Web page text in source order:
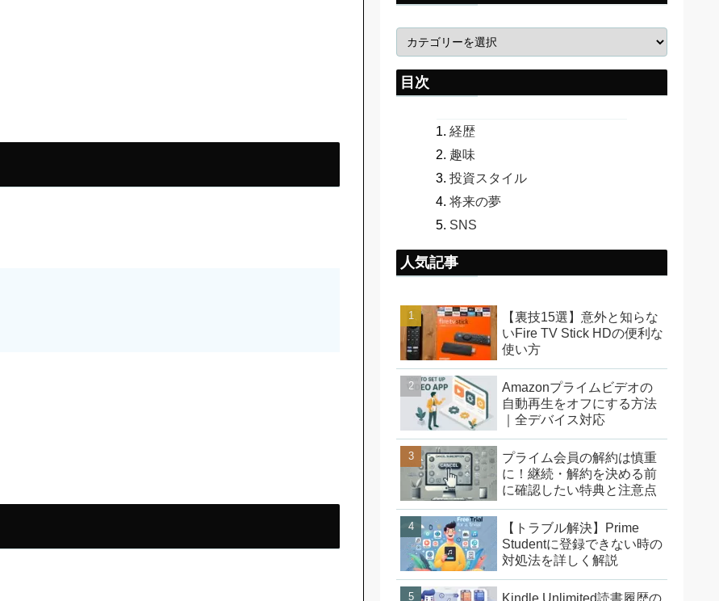
目次
経歴
趣味
投資スタイル
将来の夢
SNS
人気記事
【裏技15選】意外と知らな
いFire TV Stick HDの便利な
使い方
Amazonプライムビデオの
自動再生をオフにする方法
｜全デバイス対応
プライム会員の解約は慎重
に！継続・解約を決める前
に確認したい特典と注意点
【トラブル解決】Prime
Studentに登録できない時の
対処法を詳しく解説
Kindle Unlimited読書履歴の